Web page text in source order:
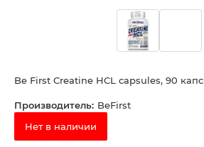
Be First Creatine HCL capsules, 90 капс
Производитель: BeFirst
Нет в наличии